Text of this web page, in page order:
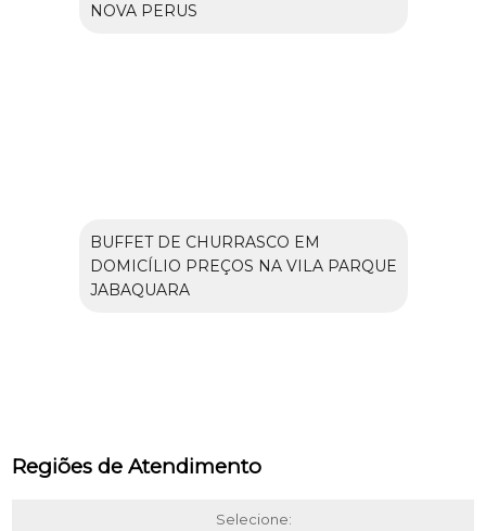
NOVA PERUS
BUFFET DE CHURRASCO EM
DOMICÍLIO PREÇOS NA VILA PARQUE
JABAQUARA
Regiões de Atendimento
Selecione: